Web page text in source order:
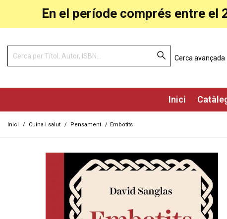
En el període comprés entre el
Inici
Cerca avançada
Inici / Cuina i salut / Pensament / Embotits